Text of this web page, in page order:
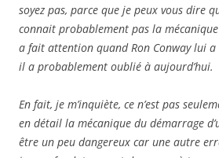
soyez pas, parce que je peux vous dire
connait probablement pas la
a fait attention quand Ron Conway lui a
il a probablement oublié à aujourd’hui.
En fait, je m’inquiète, ce n’est pas
en détail la mécanique du démarrage
être un peu dangereux car une autre